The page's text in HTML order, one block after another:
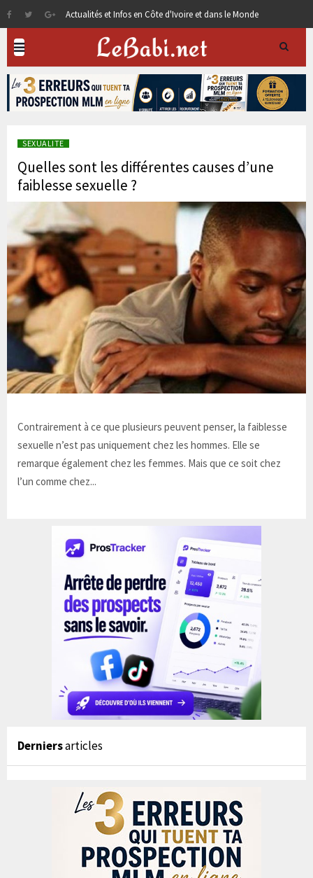
Actualités et Infos en Côte d'Ivoire et dans le Monde
SEXUALITE
Quelles sont les différentes causes d’une
faiblesse sexuelle ?
Contrairement à ce que plusieurs peuvent penser, la faiblesse
sexuelle n’est pas uniquement chez les hommes. Elle se
remarque également chez les femmes. Mais que ce soit chez
l’un comme chez...
Derniersarticles